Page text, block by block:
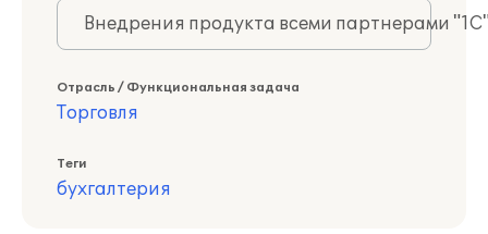
Внедрения продукта всеми партнерами
Отрасль / Функциональная задача
Торговля
Теги
бухгалтерия